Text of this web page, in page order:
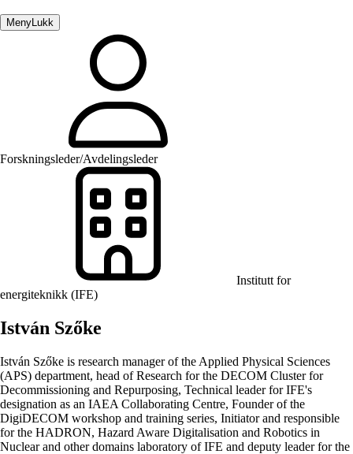
Meny Lukk
Forskningsleder/Avdelingsleder
Institutt for
energiteknikk (IFE)
István Szőke
István Szőke is research manager of the Applied Physical Sciences
(APS) department, head of Research for the DECOM Cluster for
Decommissioning and Repurposing, Technical leader for IFE's
designation as an IAEA Collaborating Centre, Founder of the
DigiDECOM workshop and training series, Initiator and responsible
for the HADRON, Hazard Aware Digitalisation and Robotics in
Nuclear and other domains laboratory of IFE and deputy leader for the